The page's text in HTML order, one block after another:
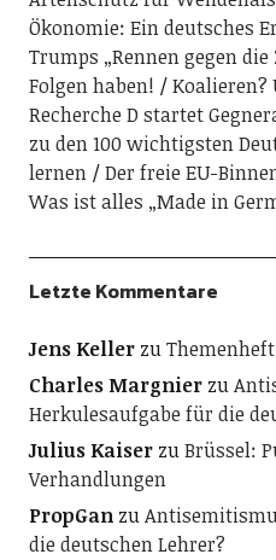
Ökonomie: Ein deutsches
Trumps „Rennen gegen
Folgen haben!
Koalieren?
Recherche D startet
zu den 100 wichtigsten
lernen
Der freie EU-
Was ist alles „Made in
Letzte Kommentare
Jens Kellerzu
Charles Margnierzu
Herkulesaufgabe für die
Julius KaiserzuBrüssel:
Verhandlungen
PropGanzu
die deutschen Lehrer?